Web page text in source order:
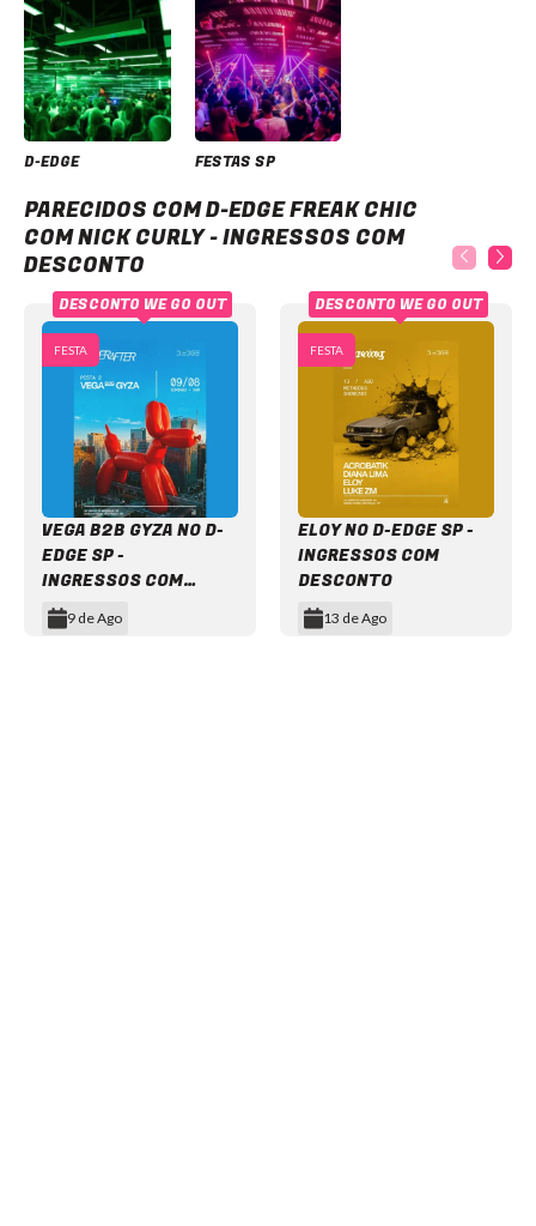
D-EDGE FESTAS SP
PARECIDOS COM D-EDGE FREAK CHIC
COM NICK CURLY - INGRESSOS COM
DESCONTO
FESTA
VEGA B2B GYZA NO D-
EDGE SP -
INGRESSOS COM
DESCONTO
9 de Ago
DESCONTO WE GO OUT
FESTA
ELOY NO D-EDGE SP -
INGRESSOS COM
DESCONTO
13 de Ago
DESCONTO WE GO OUT